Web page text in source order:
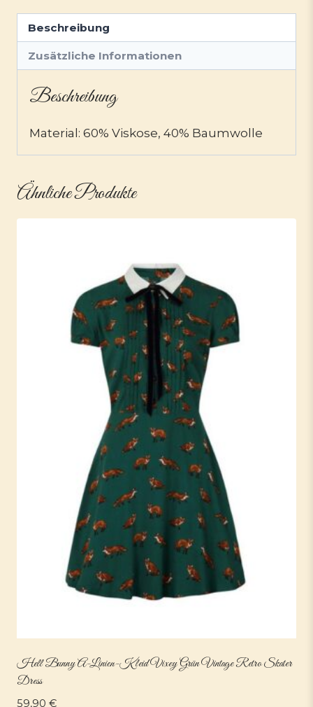
Beschreibung
Zusätzliche Informationen
Beschreibung
Material: 60% Viskose, 40% Baumwolle
Ähnliche Produkte
Hell Bunny A-Linien-Kleid Vixey Grün Vintage Retro Skater
Dress
59,90 €